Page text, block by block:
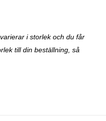
i storlek och du får
till din beställning, så